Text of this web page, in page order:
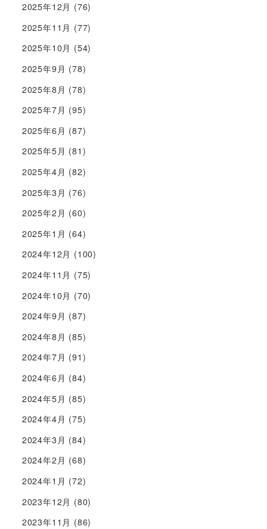
2025年12月 (76)
2025年11月 (77)
2025年10月 (54)
2025年9月 (78)
2025年8月 (78)
2025年7月 (95)
2025年6月 (87)
2025年5月 (81)
2025年4月 (82)
2025年3月 (76)
2025年2月 (60)
2025年1月 (64)
2024年12月 (100)
2024年11月 (75)
2024年10月 (70)
2024年9月 (87)
2024年8月 (85)
2024年7月 (91)
2024年6月 (84)
2024年5月 (85)
2024年4月 (75)
2024年3月 (84)
2024年2月 (68)
2024年1月 (72)
2023年12月 (80)
2023年11月 (86)